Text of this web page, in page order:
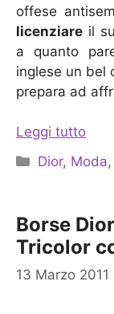
offese
licenziare il
a quanto
inglese un bel
prepara ad
Leggi tutto
Categorie
Dior, Moda,
Borse
Tricolor
13 Marzo 2011